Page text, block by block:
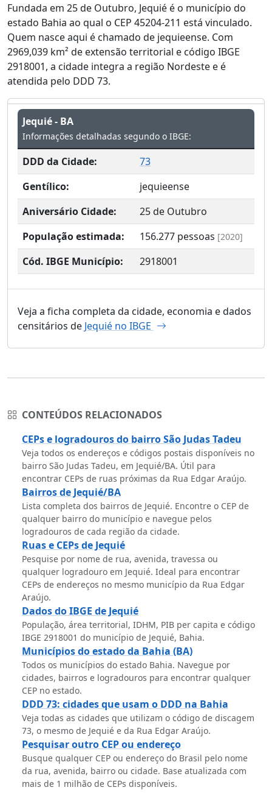
Fundada em 25 de Outubro, Jequié é o município do
estado Bahia ao qual o CEP 45204-211 está vinculado.
Quem nasce aqui é chamado de jequieense. Com
2969,039 km² de extensão territorial e código IBGE
2918001, a cidade integra a região Nordeste e é
atendida pelo DDD 73.
Jequié - BA
Informações detalhadas segundo o IBGE:
DDD da Cidade:
73
Gentílico:
jequieense
Aniversário Cidade:
25 de Outubro
População estimada:
156.277 pessoas [2020]
Cód. IBGE Município: 2918001
Veja a ficha completa da cidade, economia e dados
censitários de Jequié no IBGE
CONTEÚDOS RELACIONADOS
CEPs e logradouros do bairro São Judas Tadeu
Veja todos os endereços e códigos postais disponíveis no
bairro São Judas Tadeu, em Jequié/BA. Útil para
encontrar CEPs de ruas próximas da Rua Edgar Araújo.
Bairros de Jequié/BA
Lista completa dos bairros de Jequié. Encontre o CEP de
qualquer bairro do município e navegue pelos
logradouros de cada região da cidade.
Ruas e CEPs de Jequié
Pesquise por nome de rua, avenida, travessa ou
qualquer logradouro em Jequié. Ideal para encontrar
CEPs de endereços no mesmo município da Rua Edgar
Araújo.
Dados do IBGE de Jequié
População, área territorial, IDHM, PIB per capita e código
IBGE 2918001 do município de Jequié, Bahia.
Municípios do estado da Bahia (BA)
Todos os municípios do estado Bahia. Navegue por
cidades, bairros e logradouros para encontrar qualquer
CEP no estado.
DDD 73: cidades que usam o DDD na Bahia
Veja todas as cidades que utilizam o código de discagem
73, o mesmo de Jequié e da Rua Edgar Araújo.
Pesquisar outro CEP ou endereço
Busque qualquer CEP ou endereço do Brasil pelo nome
da rua, avenida, bairro ou cidade. Base atualizada com
mais de 1 milhão de CEPs disponíveis.